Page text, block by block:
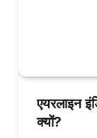
एयरलाइन
क्यों?